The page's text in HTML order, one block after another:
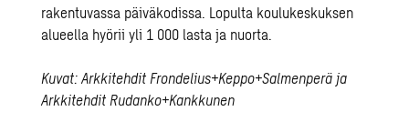
rakentuvassa päiväkodissa. Lopulta koulukeskuksen
alueella hyörii yli 1 000 lasta ja nuorta.
Kuvat: Arkkitehdit Frondelius+Keppo+Salmenperä ja
Arkkitehdit Rudanko+Kankkunen